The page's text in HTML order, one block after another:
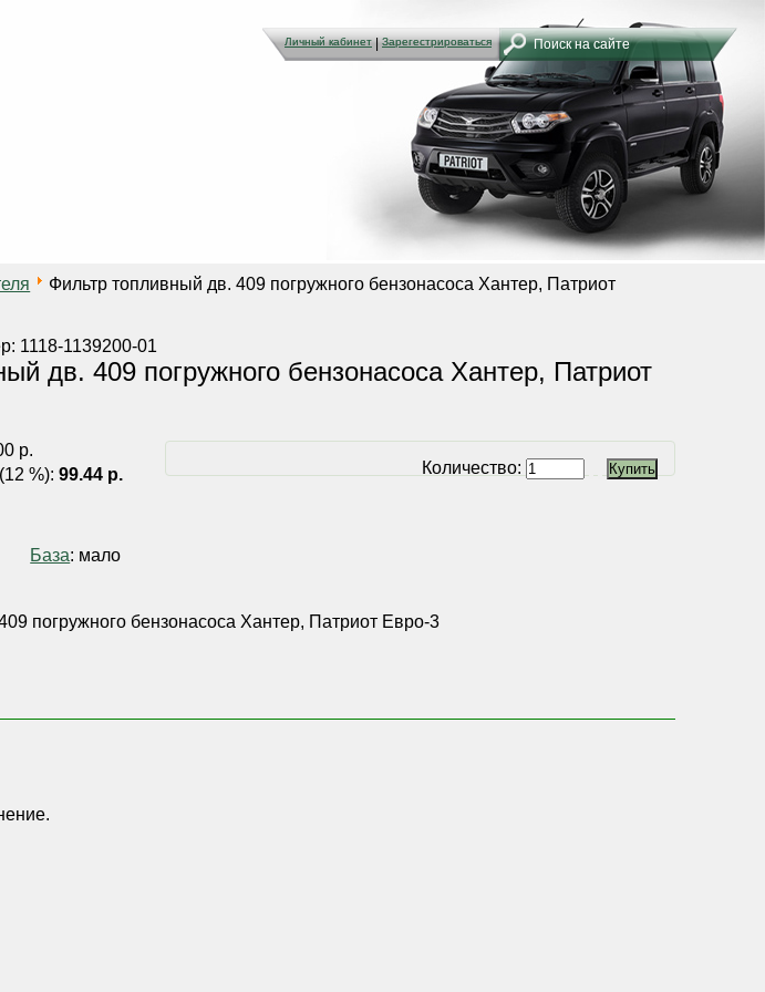
Личный кабинет|Зарегестрироваться
Личный кабинет|Зарегестрироваться
Фильтр топливный дв. 409 погружного бензонасоса Хантер, Патриот
1118-1139200-01
дв. 409 погружного бензонасоса Хантер, Патриот
р.
%):99.44 р.
База: мало
Количество:
погружного бензонасоса Хантер, Патриот Евро-3